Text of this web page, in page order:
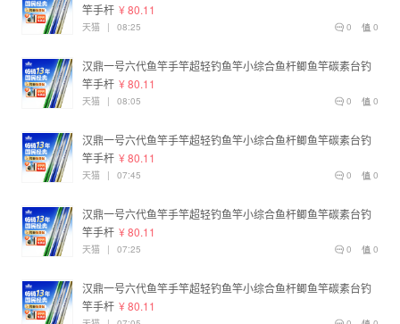
竿手杆 ¥ 80.11
0
0
天猫 | 08:25
汉鼎一号六代鱼竿手竿超轻钓鱼竿小综合鱼杆鲫鱼竿碳素台钓
竿手杆 ¥ 80.11
0
0
天猫 | 08:05
汉鼎一号六代鱼竿手竿超轻钓鱼竿小综合鱼杆鲫鱼竿碳素台钓
竿手杆 ¥ 80.11
0
0
天猫 | 07:45
汉鼎一号六代鱼竿手竿超轻钓鱼竿小综合鱼杆鲫鱼竿碳素台钓
竿手杆 ¥ 80.11
0
0
天猫 | 07:25
汉鼎一号六代鱼竿手竿超轻钓鱼竿小综合鱼杆鲫鱼竿碳素台钓
竿手杆 ¥ 80.11